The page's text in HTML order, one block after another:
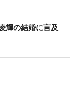
輝の結婚に言及